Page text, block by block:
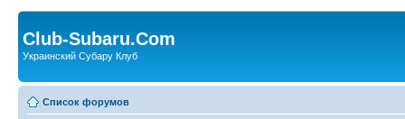
Club-Subaru.Com
Украинский Субару Клуб
Список форумов